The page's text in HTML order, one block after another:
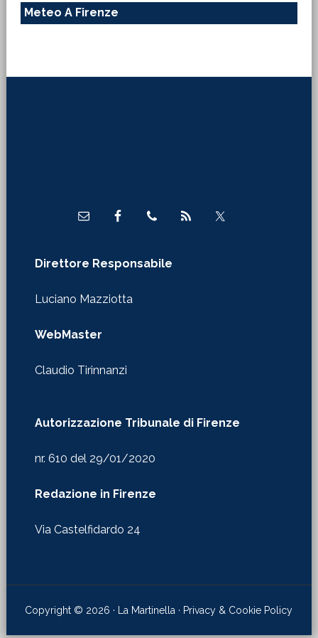
Meteo A Firenze
WebMaster
Claudio Tirinnanzi
Redazione in Firenze
Via Castelfidardo 24